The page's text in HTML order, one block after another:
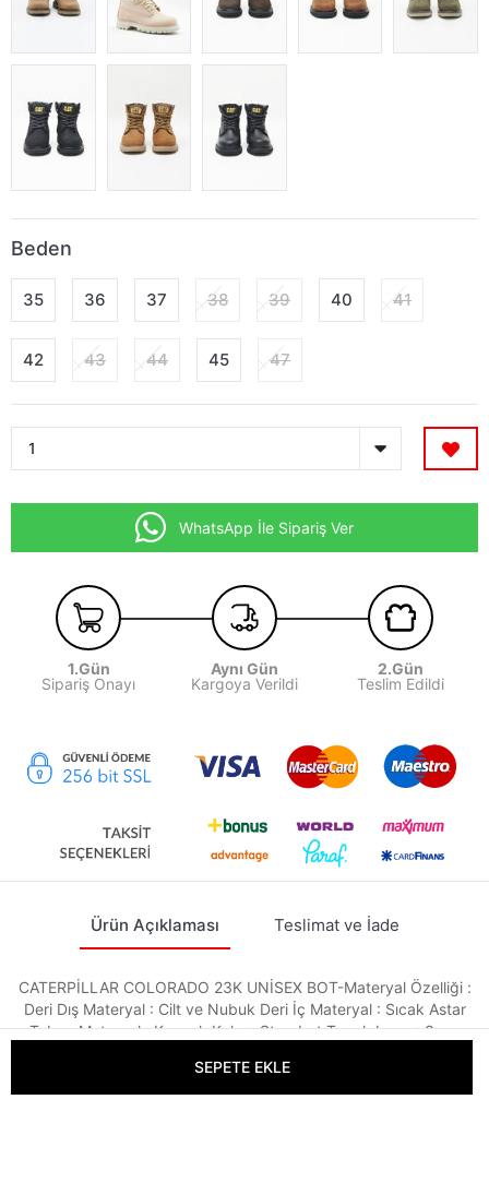
Beden
35 36 37 38 39 40 41
42 43 44 45 47
SEPETE EKLE
WhatsApp İle Sipariş Ver
1.Gün
Sipariş Onayı
Aynı Gün
Kargoya Verildi
2.Gün
Teslim Edildi
Ürün Açıklaması Teslimat ve İade
CATERPİLLAR COLORADO 23K UNİSEX BOT-Materyal Özelliği :
Deri Dış Materyal : Cilt ve Nubuk Deri İç Materyal : Sıcak Astar
Taban Materyal : Kauçuk Kalıp : Standart Topuk boyu : 3 cm